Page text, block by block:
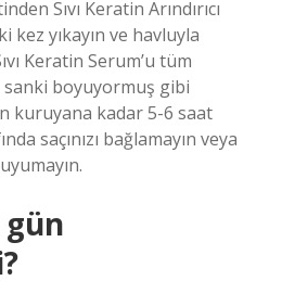
Sıvı Keratin Arındırıcı
kez yıkayın ve havluyla
Keratin Serum’u tüm
sanki boyuyormuş gibi
kuruyana kadar 5-6 saat
saçınızı bağlamayın veya